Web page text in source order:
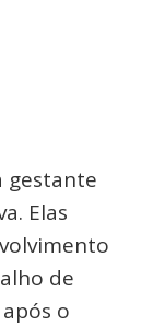
gestante
Elas
de
o